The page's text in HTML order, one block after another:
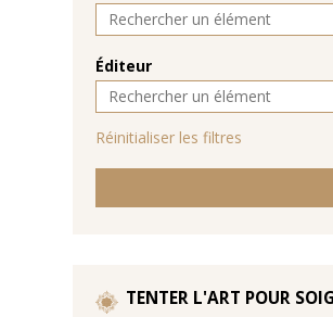
Éditeur
Réinitialiser les filtres
TENTER L'ART POUR